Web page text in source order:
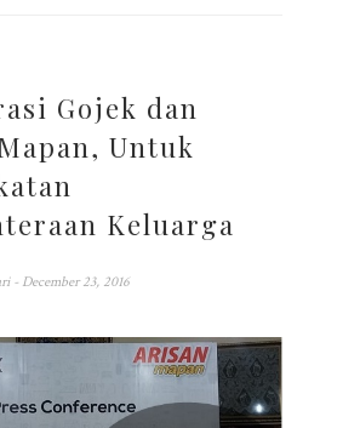
Gojek dan
Untuk
Keluarga
- December 23, 2016